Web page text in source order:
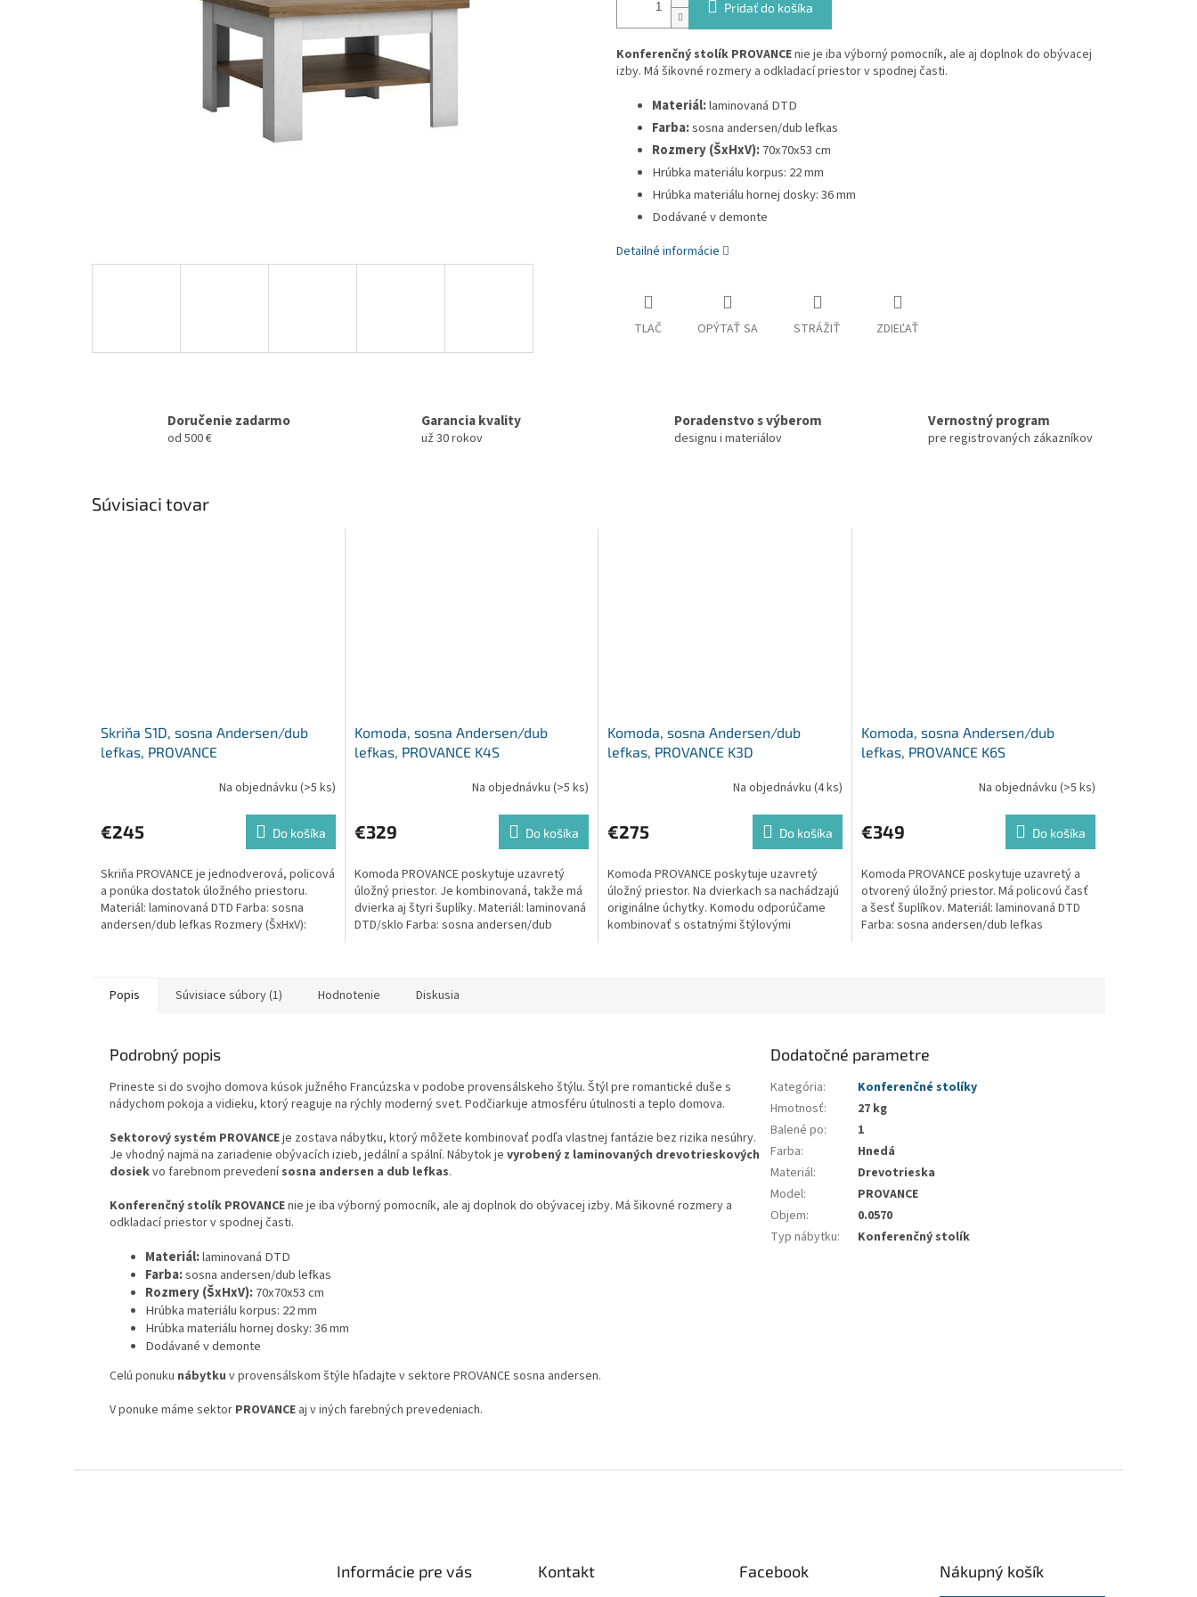
Pridať do košíka
Konferenčný stolík PROVANCEnie je iba výborný pomocník, ale aj doplnok do obývacej
izby. Má šikovné rozmery a odkladací priestor v spodnej časti.
Materiál:laminovaná DTD
Farba:sosna andersen/dub lefkas
Rozmery (ŠxHxV):70x70x53 cm
Hrúbka materiálu korpus: 22 mm
Hrúbka materiálu hornej dosky: 36 mm
Dodávané v demonte
Detailné informácie
TLAČ OPÝTAŤ SA STRÁŽIŤ ZDIEĽAŤ
Doručenie zadarmo
od 500 €
Garancia kvality
už 30 rokov
Poradenstvo s výberom
designu i materiálov
Vernostný program
pre registrovaných zákazníkov
Súvisiaci tovar
Skriňa S1D, sosna Andersen/dub
lefkas, PROVANCE
Na objednávku (>5 ks)
€245 Do košíka
Skriňa PROVANCE je jednodverová, policová
a ponúka dostatok úložného priestoru.
Materiál: laminovaná DTD Farba: sosna
andersen/dub lefkas Rozmery (ŠxHxV):
Komoda, sosna Andersen/dub
lefkas, PROVANCE K4S
Na objednávku (>5 ks)
€329 Do košíka
Komoda PROVANCE poskytuje uzavretý
úložný priestor. Je kombinovaná, takže má
dvierka aj štyri šuplíky. Materiál: laminovaná
DTD/sklo Farba: sosna andersen/dub
Komoda, sosna Andersen/dub
lefkas, PROVANCE K3D
Na objednávku (4 ks)
€275 Do košíka
Komoda PROVANCE poskytuje uzavretý
úložný priestor. Na dvierkach sa nachádzajú
originálne úchytky. Komodu odporúčame
kombinovať s ostatnými štýlovými
Komoda, sosna Andersen/dub
lefkas, PROVANCE K6S
Na objednávku (>5 ks)
€349 Do košíka
Komoda PROVANCE poskytuje uzavretý a
otvorený úložný priestor. Má policovú časť
a šesť šuplíkov. Materiál: laminovaná DTD
Farba: sosna andersen/dub lefkas
Popis Súvisiace súbory (1) Hodnotenie Diskusia
Podrobný popis
Prineste si do svojho domova kúsok južného Francúzska v podobe provensálskeho štýlu. Štýl pre romantické duše s
nádychom pokoja a vidieku, ktorý reaguje na rýchly moderný svet. Podčiarkuje atmosféru útulnosti a teplo domova.
Sektorový systém PROVANCEje zostava nábytku, ktorý môžete kombinovať podľa vlastnej fantázie bez rizika nesúhry.
Je vhodný najmä na zariadenie obývacích izieb, jedální a spální. Nábytok je vyrobený z laminovaných drevotrieskových
dosiekvo farebnom prevedenísosna andersen a dub lefkas.
Konferenčný stolík PROVANCEnie je iba výborný pomocník, ale aj doplnok do obývacej izby. Má šikovné rozmery a
odkladací priestor v spodnej časti.
Materiál:laminovaná DTD
Farba:sosna andersen/dub lefkas
Rozmery (ŠxHxV):70x70x53 cm
Hrúbka materiálu korpus: 22 mm
Hrúbka materiálu hornej dosky: 36 mm
Dodávané v demonte
Celú ponuku nábytku v provensálskom štýle hľadajte v sektore PROVANCE sosna andersen.
V ponuke máme sektor PROVANCE aj v iných farebných prevedeniach.
Dodatočné parametre
Kategória:
Konferenčné stolíky
Hmotnosť:
27 kg
Balené po:
1
Farba:
Hnedá
Materiál:
Drevotrieska
Model:
PROVANCE
Objem:
0.0570
Typ nábytku: Konferenčný stolík
Informácie pre vás Kontakt Facebook Nákupný košík